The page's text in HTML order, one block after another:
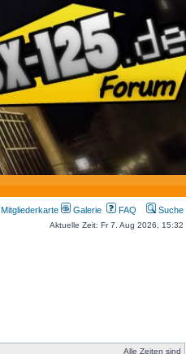
Mitgliederkarte Galerie FAQ Suche
Aktuelle Zeit: Fr 7. Aug 2026, 15:32
Alle Zeiten sind